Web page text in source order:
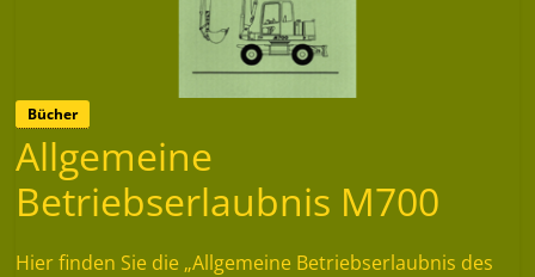
Bücher
Allgemeine
Betriebserlaubnis M700
Hier finden Sie die „Allgemeine Betriebserlaubnis des